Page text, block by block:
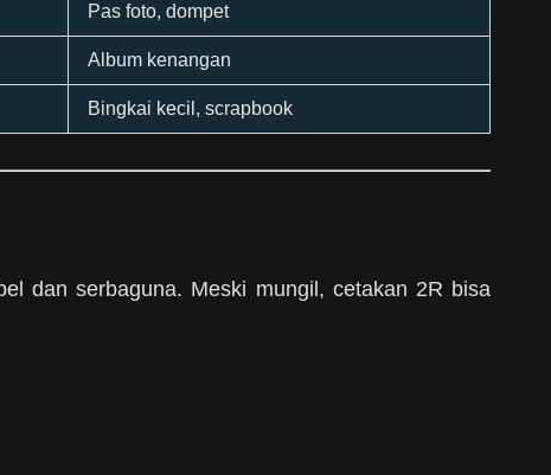
Pas foto, dompet
Album kenangan
Bingkai kecil, scrapbook
dan serbaguna. Meski mungil, cetakan 2R bisa